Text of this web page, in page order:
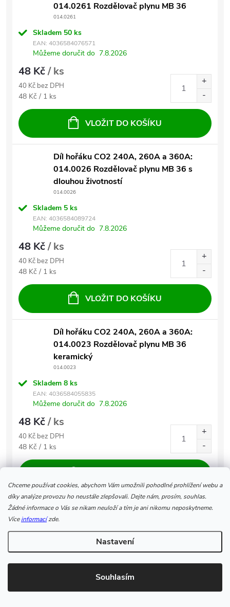
Chceme používat cookies, abychom Vám umožnili pohodlné prohlížení webu a
díky analýze provozu ho neustále zlepšovali. Dejte nám, prosím, souhlas.
Žádné informace o Vás se nikam neuloží a tím je ani nikomu neposkytneme.
Víceinformacízde.
Nastavení
Souhlasím
014.0261 Rozdělovač plynu MB 36
014.0261
Skladem 50 ks
EAN: 4036584076571
Můžeme doručit do 7.8.2026
48 Kč/ ks
40 Kč bez DPH
Měrná cena:
48 Kč / 1 ks
VLOŽIT DO KOŠÍKU
Díl hořáku CO2 240A, 260A a 360A:
014.0026 Rozdělovač plynu MB 36 s
dlouhou životností
014.0026
Skladem 5 ks
EAN: 4036584089724
Můžeme doručit do 7.8.2026
48 Kč/ ks
40 Kč bez DPH
Měrná cena:
48 Kč / 1 ks
VLOŽIT DO KOŠÍKU
Díl hořáku CO2 240A, 260A a 360A:
014.0023 Rozdělovač plynu MB 36
keramický
014.0023
Skladem 8 ks
EAN: 4036584055835
Můžeme doručit do 7.8.2026
48 Kč/ ks
40 Kč bez DPH
Měrná cena:
48 Kč / 1 ks
Díl hořáku CO2 240A, 260A a 360A:
124.0011XX Bowden 0,8 3m
124.0011XX
Můžeme doručit do 7.8.2026